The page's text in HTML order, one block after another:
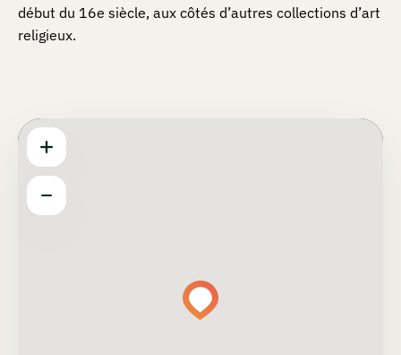
début du 16e siècle, aux côtés d’autres collections d’art
religieux.